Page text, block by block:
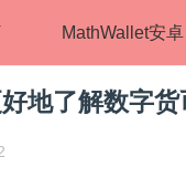
MathWallet安卓
地了解数字